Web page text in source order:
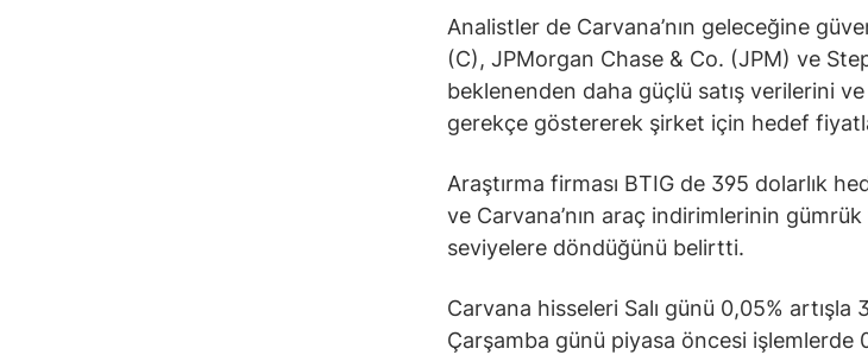
Analistler de Carvana’nın geleceğine
(C), JPMorgan Chase & Co. (JPM) ve
beklenenden daha güçlü satış verilerini
gerekçe göstererek şirket için hedef
Araştırma firması BTIG de 395 dolarlık
ve Carvana’nın araç indirimlerinin
seviyelere döndüğünü belirtti.
Carvana hisseleri Salı günü 0,05%
Çarşamba günü piyasa öncesi işlemlerde